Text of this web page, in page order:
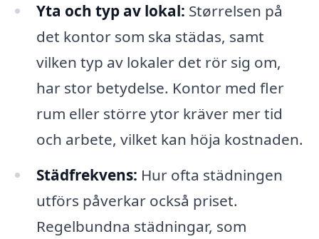
Yta och typ av lokal: Størrelsen på
det kontor som ska städas, samt
vilken typ av lokaler det rör sig om,
har stor betydelse. Kontor med fler
rum eller större ytor kräver mer tid
och arbete, vilket kan höja kostnaden.
Städfrekvens: Hur ofta städningen
utförs påverkar också priset.
Regelbundna städningar, som